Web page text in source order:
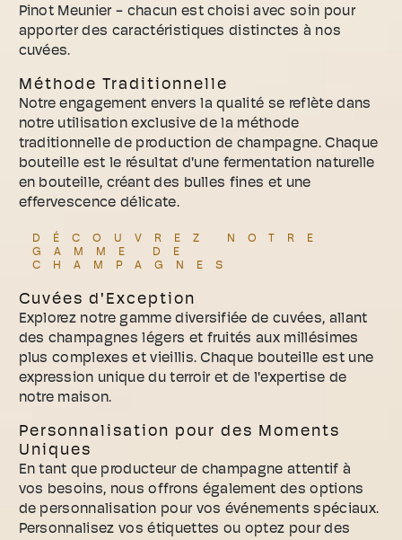
Pinot Meunier - chacun est choisi avec soin pour
apporter des caractéristiques distinctes à nos
cuvées.
Méthode Traditionnelle
Notre engagement envers la qualité se reflète dans
notre utilisation exclusive de la méthode
traditionnelle de production de champagne. Chaque
bouteille est le résultat d'une fermentation naturelle
en bouteille, créant des bulles fines et une
effervescence délicate.
DÉCOUVREZ NOTRE
GAMME DE
CHAMPAGNES
Cuvées d'Exception
Explorez notre gamme diversifiée de cuvées, allant
des champagnes légers et fruités aux millésimes
plus complexes et vieillis. Chaque bouteille est une
expression unique du terroir et de l'expertise de
notre maison.
Personnalisation pour des Moments
Uniques
En tant que producteur de champagne attentif à
vos besoins, nous offrons également des options
de personnalisation pour vos événements spéciaux.
Personnalisez vos étiquettes ou optez pour des